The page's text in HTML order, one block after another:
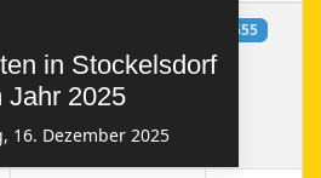
in Stockelsdorf
Jahr 2025
16. Dezember 2025
1655